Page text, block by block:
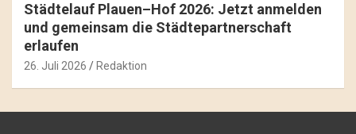
Städtelauf Plauen–Hof 2026: Jetzt anmelden
und gemeinsam die Städtepartnerschaft
erlaufen
26. Juli 2026 Redaktion